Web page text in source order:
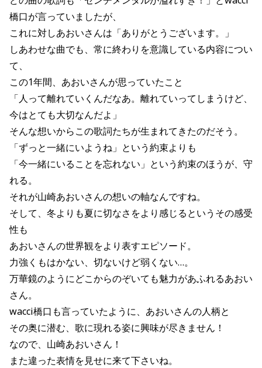
橋口が言っていましたが、
これに対しあおいさんは「ありがとうございます。」
しあわせな曲でも、常に終わりを意識している内容につい
て、
この1年間、あおいさんが思っていたこと
「人って離れていくんだなあ。離れていってしまうけど、
今はとても大切なんだよ」
そんな想いからこの歌詞たちが生まれてきたのだそう。
「ずっと一緒にいようね」という約束よりも
「今一緒にいることを忘れない」という約束のほうが、守
れる。
それが山崎あおいさんの想いの軸なんですね。
そして、冬よりも夏に切なさをより感じるというその感受
性も
あおいさんの世界観をより表すエピソード。
力強くもはかない、切ないけど弱くない…。
万華鏡のようにどこからのぞいても魅力があふれるあおい
さん。
wacci橋口も言っていたように、あおいさんの人柄と
その奥に潜む、歌に現れる姿に興味が尽きません！
なので、山崎あおいさん！
また違った表情を見せに来て下さいね。